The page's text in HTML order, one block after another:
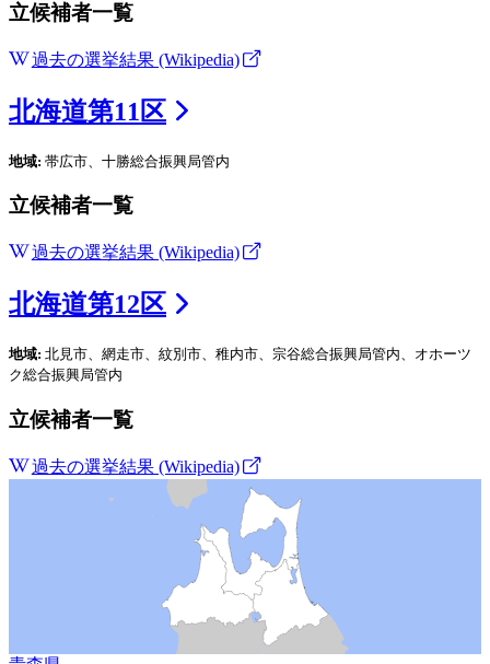
立候補者一覧
過去の選挙結果 (Wikipedia)
北海道第11 区
地域: 帯広市、十勝総合振興局管内
立候補者一覧
過去の選挙結果 (Wikipedia)
北海道第12区
地域: 北見市、網走市、紋別市、稚内市、宗谷総合振興局管内、オホーツ
ク総合振興局管内
立候補者一覧
過去の選挙結果 (Wikipedia)